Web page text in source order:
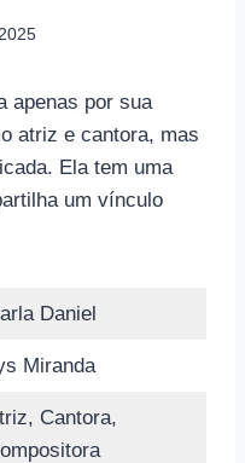
apenas por sua
atriz e cantora, mas
Ela tem uma
um vínculo
Daniel
Miranda
Cantora,